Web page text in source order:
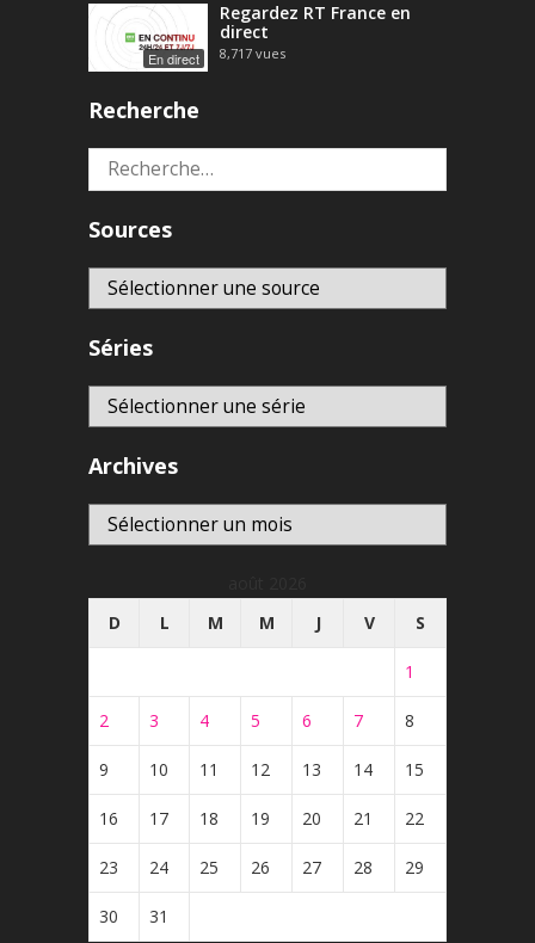
En direct
Regardez RT France en
direct
8,717 vues
Recherche
Rechercher :
Sources
Séries
Archives
Archives
D
L M M J V S
1
2 3 4 5 6 7 8
9 10 11 12 13 14 15
16 17 18 19 20 21 22
23 24 25 26 27 28 29
30 31